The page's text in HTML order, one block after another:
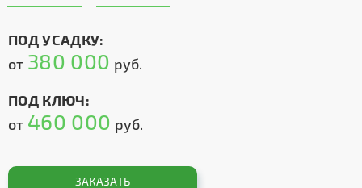
ПОД УСАДКУ:
от 380 000 руб.
ПОД КЛЮЧ:
от 460 000 руб.
ЗАКАЗАТЬ